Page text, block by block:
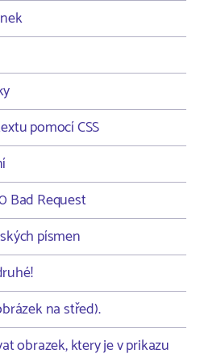
pomocí CSS
Bad Request
písmen
na střed).
obrazek, ktery je v prikazu